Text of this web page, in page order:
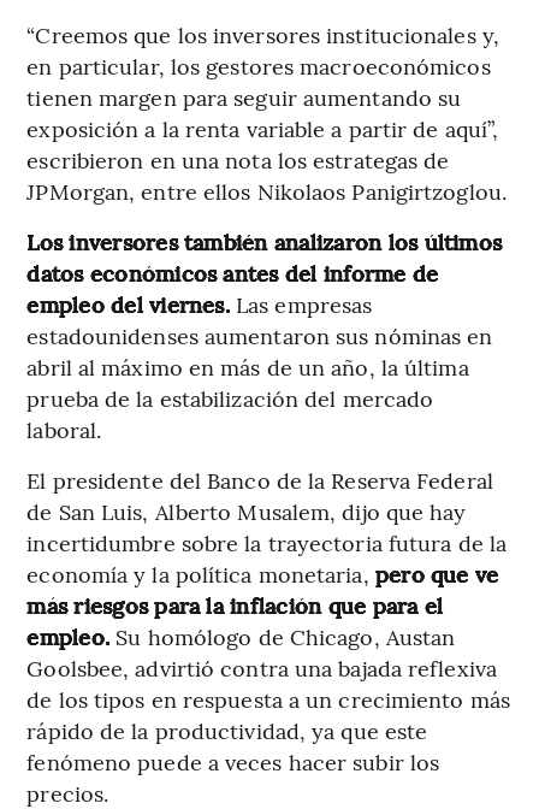
“Creemos que los inversores institucionales y,
en particular, los gestores macroeconómicos
tienen margen para seguir aumentando su
exposición a la renta variable a partir de aquí”,
escribieron en una nota los estrategas de
JPMorgan, entre ellos Nikolaos Panigirtzoglou.
Los inversores también analizaron los últimos
datos económicos antes del informe de
empleo del viernes.Las empresas
estadounidenses aumentaron sus nóminas en
abril al máximo en más de un año, la última
prueba de la estabilización del mercado
laboral.
El presidente del Banco de la Reserva Federal
de San Luis, Alberto Musalem, dijo que hay
incertidumbre sobre la trayectoria futura de la
economía y la política monetaria, pero que ve
más riesgos para la inflación que para el
empleo. Su homólogo de Chicago, Austan
Goolsbee, advirtió contra una bajada reflexiva
de los tipos en respuesta a un crecimiento más
rápido de la productividad, ya que este
fenómeno puede a veces hacer subir los
precios.